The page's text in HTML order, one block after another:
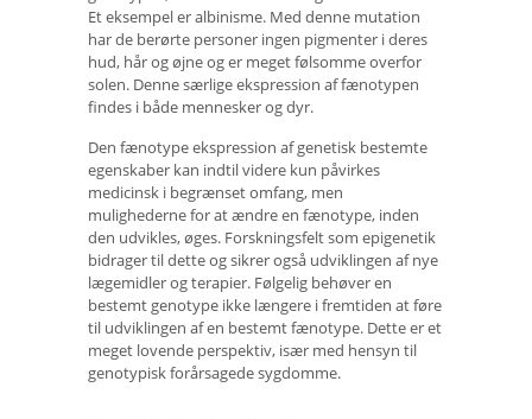
Et eksempel er albinisme. Med denne mutation
har de berørte personer ingen pigmenter i deres
hud, hår og øjne og er meget følsomme overfor
solen. Denne særlige ekspression af fænotypen
findes i både mennesker og dyr.
Den fænotype ekspression af genetisk bestemte
egenskaber kan indtil videre kun påvirkes
medicinsk i begrænset omfang, men
mulighederne for at ændre en fænotype, inden
den udvikles, øges. Forskningsfelt som epigenetik
bidrager til dette og sikrer også udviklingen af ​​nye
lægemidler og terapier. Følgelig behøver en
bestemt genotype ikke længere i fremtiden at føre
til udviklingen af ​​en bestemt fænotype. Dette er et
meget lovende perspektiv, især med hensyn til
genotypisk forårsagede sygdomme.